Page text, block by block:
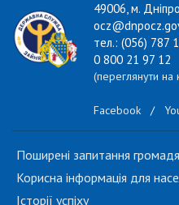
49006, м.
тел.: (056) 787
0 800 21 97 12
(переглянути на
Facebook /
Поширені запитання
Корисна інформація для
Історії успіху